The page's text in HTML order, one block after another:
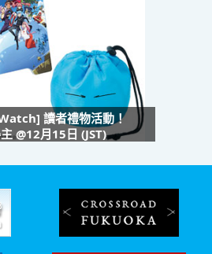
讀者禮物活動！
@12月15日 (JST)